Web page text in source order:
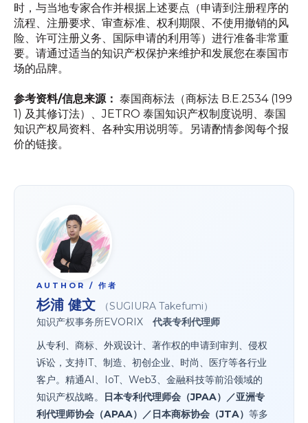
时，与当地专家合作并根据上述要点（申请到注册程序的
流程、注册要求、审查标准、权利期限、不使用撤销的风
险、许可注册义务、国际申请的利用等）进行准备非常重
要。请通过适当的知识产权保护来维护和发展您在泰国市
场的品牌。
参考资料/信息来源： 泰国商标法（商标法 B.E.2534 (199
1) 及其修订法）、JETRO 泰国知识产权制度说明、泰国
知识产权局资料、各种实用说明等。另请酌情参阅每个报
价的链接。
AUTHOR / 作者
杉浦 健文
（SUGIURA Takefumi）
知识产权事务所EVORIX 代表专利代理师
从专利、商标、外观设计、著作权的申请到审判、侵权
诉讼，支持IT、制造、初创企业、时尚、医疗等各行业
客户。精通AI、IoT、Web3、金融科技等前沿领域的
知识产权战略。
日本专利代理师会（JPAA）／亚洲专
利代理师协会（APAA）／日本商标协会（JTA） 等多